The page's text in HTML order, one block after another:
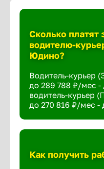
Сколько платят
водителю-
Юдино?
Водитель-курьер
до 289 788 ₽/мес -
водитель-курьер
до 270 816 ₽/мес -
Как получить